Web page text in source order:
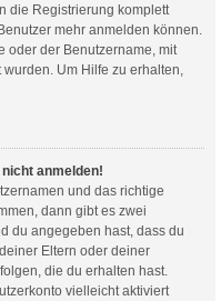
die Registrierung komplett
mehr anmelden können.
oder der Benutzername, mit
Um Hilfe zu erhalten,
anmelden!
und das richtige
dann gibt es zwei
du angegeben hast, dass du
Eltern oder deiner
die du erhalten hast.
vielleicht aktiviert